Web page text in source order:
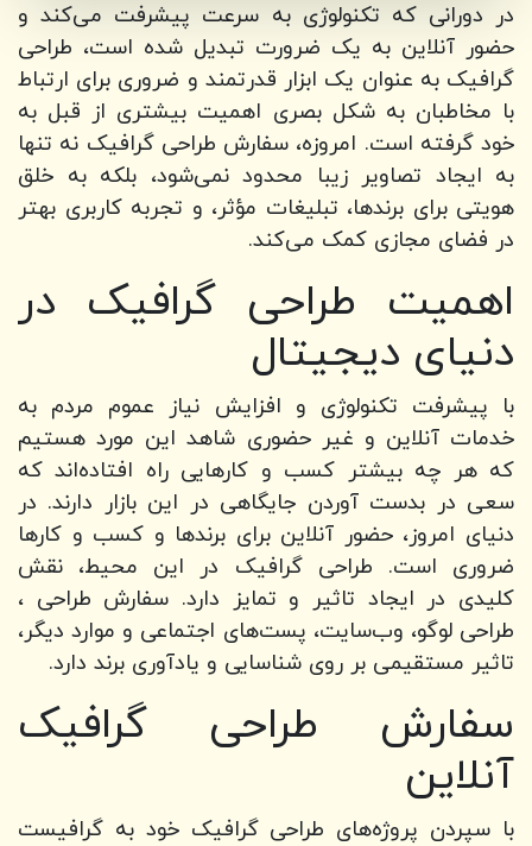
در دورانی که تکنولوژی به سرعت پیشرفت می‌کند و
حضور آنلاین به یک ضرورت تبدیل شده است، طراحی
گرافیک به عنوان یک ابزار قدرتمند و ضروری برای ارتباط
با مخاطبان به شکل بصری اهمیت بیشتری از قبل به
خود گرفته است. امروزه، سفارش طراحی گرافیک نه تنها
به ایجاد تصاویر زیبا محدود نمی‌شود، بلکه به خلق
هویتی برای برندها، تبلیغات مؤثر، و تجربه کاربری بهتر
در فضای مجازی کمک می‌کند.
اهمیت طراحی گرافیک در
دنیای دیجیتال
با پیشرفت تکنولوژی و افزایش نیاز عموم مردم به
خدمات آنلاین و غیر حضوری شاهد این مورد هستیم
که هر چه بیشتر کسب و کارهایی راه افتاده‌اند که
سعی در بدست آوردن جایگاهی در این بازار دارند. در
دنیای امروز، حضور آنلاین برای برندها و کسب و کارها
ضروری است. طراحی گرافیک در این محیط، نقش
کلیدی در ایجاد تاثیر و تمایز دارد. سفارش طراحی ،
طراحی لوگو، وب‌سایت، پست‌های اجتماعی و موارد دیگر،
تاثیر مستقیمی بر روی شناسایی و یادآوری برند دارد.
سفارش طراحی گرافیک
آنلاین
با سپردن پروژه‌های طراحی گرافیک خود به گرافیست